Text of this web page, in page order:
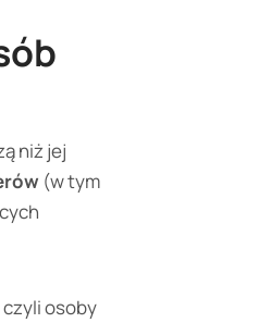
niż jej
(w tym
osoby